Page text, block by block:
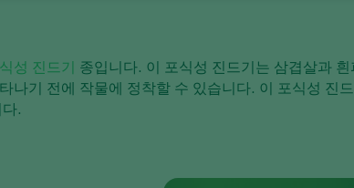
성 진드기
종입니다. 이 포식성 진드기는 삼겹살과
나기 전에 작물에 정착할 수 있습니다. 이 포식성 진
.